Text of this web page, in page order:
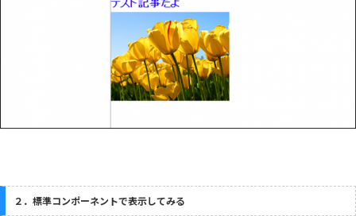
２．標準コンポーネントで表示してみる